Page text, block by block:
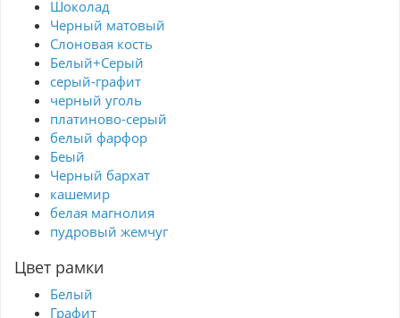
Шоколад
Черный матовый
Слоновая кость
Белый+Серый
серый-графит
черный уголь
платиново-серый
белый фарфор
Беый
Черный бархат
кашемир
белая магнолия
пудровый жемчуг
Цвет рамки
Белый
Графит